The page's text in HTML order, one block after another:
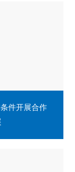
件开展合作